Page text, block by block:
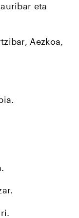
eta
Aezkoa,